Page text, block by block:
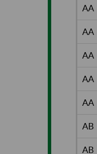
AA
AA
AA
AA
AA
AB
AB